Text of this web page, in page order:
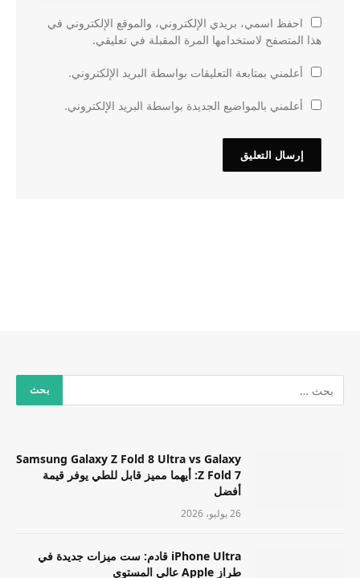
احفظ اسمي، بريدي الإلكتروني، والموقع الإلكتروني في
هذا المتصفح لاستخدامها المرة المقبلة في تعليقي.
أعلمني بمتابعة التعليقات بواسطة البريد الإلكتروني.
أعلمني بالمواضيع الجديدة بواسطة البريد الإلكتروني.
Samsung Galaxy Z Fold 8 Ultra vs Galaxy
Z Fold 7: أيهما مميز قابل للطي يوفر قيمة
أفضل
26 يوليو، 2026
iPhone Ultra قادم: ست ميزات جديدة في
طراز Apple عالي المستوى